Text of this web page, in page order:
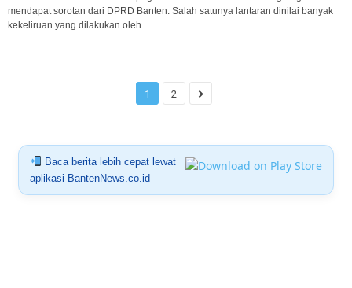
mendapat sorotan dari DPRD Banten. Salah satunya lantaran dinilai banyak
kekeliruan yang dilakukan oleh...
1 2
Baca berita lebih cepat lewat
aplikasi BantenNews.co.id